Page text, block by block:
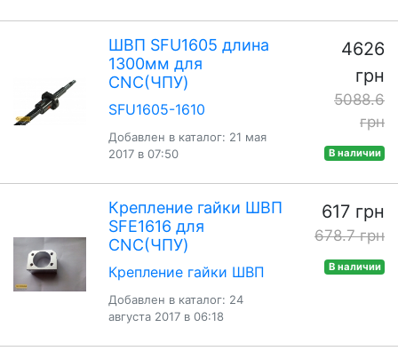
ШВП SFU1605 длина
1300мм для
CNC(ЧПУ)
SFU1605-1610
Добавлен в каталог: 21 мая
2017 в 07:50
4626
грн
5088.6
грн
В наличии
Крепление гайки ШВП
SFE1616 для
CNC(ЧПУ)
Крепление гайки ШВП
Добавлен в каталог: 24
августа 2017 в 06:18
617 грн
678.7 грн
В наличии